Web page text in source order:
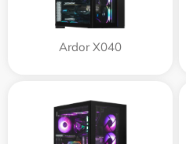
Ardor X040